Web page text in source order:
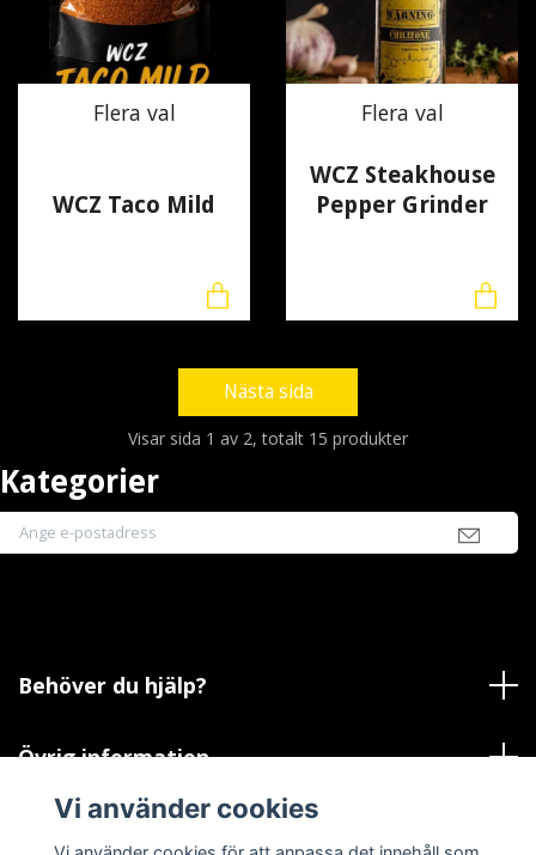
Kategorier
Flera val
WCZ Taco Mild
Flera val
WCZ Steakhouse
Pepper Grinder
Nästa sida
Visar sida 1 av 2, totalt 15 produkter
Behöver du hjälp?
Övrig information
Sociala medier
Vi använder cookies